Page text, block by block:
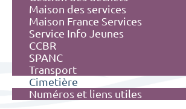
Maison des services
Maison France Services
Service Info Jeunes
CCBR
SPANC
Transport
Cimetière
Numéros et liens utiles